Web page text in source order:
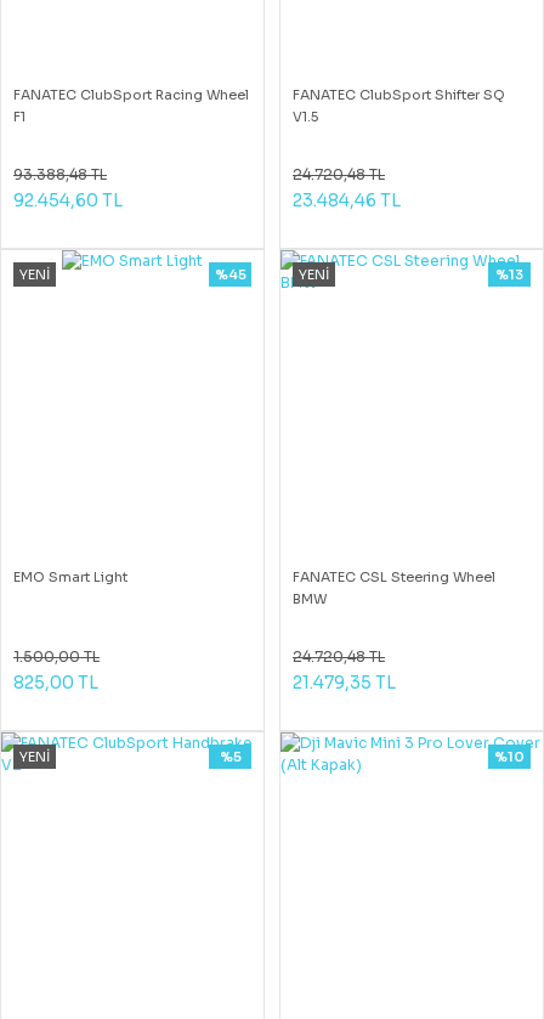
FANATEC ClubSport Racing Wheel
F1
93.388,48 TL
92.454,60 TL
FANATEC ClubSport Shifter SQ
V1.5
24.720,48 TL
23.484,46 TL
YENİ
EMO Smart Light
%45
1.500,00 TL
825,00 TL
YENİ
FANATEC CSL Steering Wheel
BMW
%13
24.720,48 TL
21.479,35 TL
YENİ %5 %10